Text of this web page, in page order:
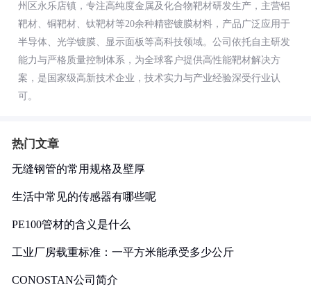
州区永乐店镇，专注高纯度金属及化合物靶材研发生产，主营铝
靶材、铜靶材、钛靶材等20余种精密镀膜材料，产品广泛应用于
半导体、光学镀膜、显示面板等高科技领域。公司依托自主研发
能力与严格质量控制体系，为全球客户提供高性能靶材解决方
案，是国家级高新技术企业，技术实力与产业经验深受行业认
可。
热门文章
无缝钢管的常用规格及壁厚
生活中常见的传感器有哪些呢
PE100管材的含义是什么
工业厂房载重标准：一平方米能承受多少公斤
CONOSTAN公司简介